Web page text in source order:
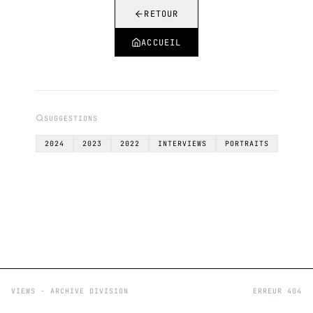
RETOUR
ACCUEIL
SUGGESTIONS
2024 2023 2022 INTERVIEWS PORTRAITS
VIEWS - ARCHIVE DIVISION ERREUR 404